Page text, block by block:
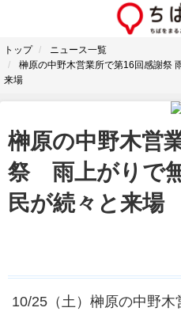
トップ
ニュース一覧
榊原の中野木営業所で第16回感謝祭
来場
榊原の中野木営
祭 雨上がりで
民が続々と来場
10/25（土）榊原の中野